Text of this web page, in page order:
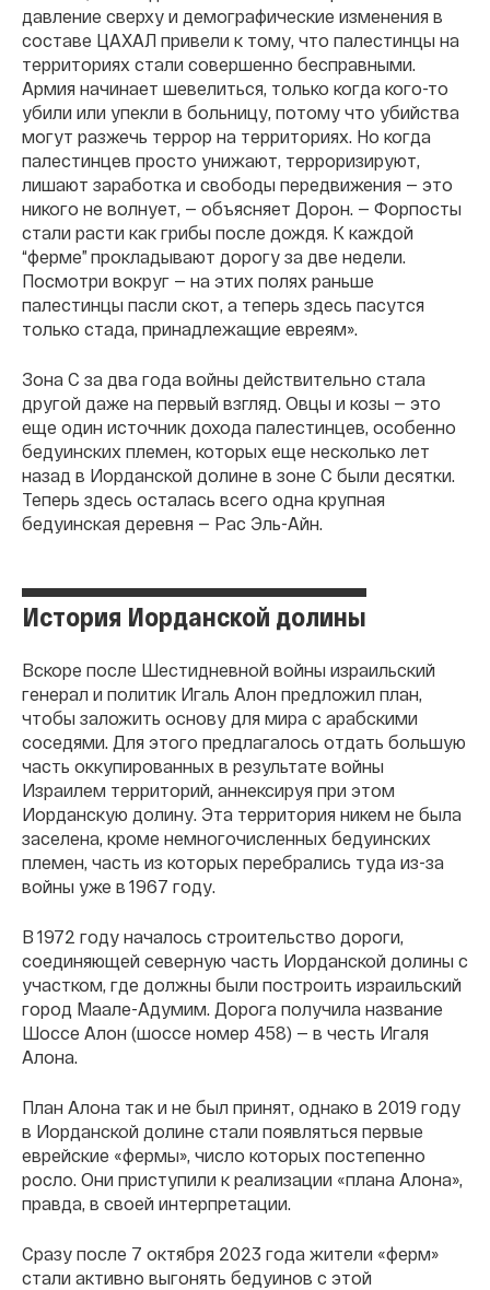
давление сверху и демографические изменения в
составе ЦАХАЛ привели к тому, что палестинцы на
территориях стали совершенно бесправными.
Армия начинает шевелиться, только когда кого-то
убили или упекли в больницу, потому что убийства
могут разжечь террор на территориях. Но когда
палестинцев просто унижают, терроризируют,
лишают заработка и свободы передвижения — это
никого не волнует, — объясняет Дорон. — Форпосты
стали расти как грибы после дождя. К каждой
“ферме” прокладывают дорогу за две недели.
Посмотри вокруг — на этих полях раньше
палестинцы пасли скот, а теперь здесь пасутся
только стада, принадлежащие евреям».
Зона С за два года войны действительно стала
другой даже на первый взгляд. Овцы и козы — это
еще один источник дохода палестинцев, особенно
бедуинских племен, которых еще несколько лет
назад в Иорданской долине в зоне С были десятки.
Теперь здесь осталась всего одна крупная
бедуинская деревня — Рас Эль-Айн.
История Иорданской долины
Вскоре после Шестидневной войны израильский
генерал и политик Игаль Алон предложил план,
чтобы заложить основу для мира с арабскими
соседями. Для этого предлагалось отдать большую
часть оккупированных в результате войны
Израилем территорий, аннексируя при этом
Иорданскую долину. Эта территория никем не была
заселена, кроме немногочисленных бедуинских
племен, часть из которых перебрались туда из-за
войны уже в 1967 году.
В 1972 году началось строительство дороги,
соединяющей северную часть Иорданской долины с
участком, где должны были построить израильский
город Маале-Адумим. Дорога получила название
Шоссе Алон (шоссе номер 458) — в честь Игаля
Алона.
План Алона так и не был принят, однако в 2019 году
в Иорданской долине стали появляться первые
еврейские «фермы», число которых постепенно
росло. Они приступили к реализации «плана Алона»,
правда, в своей интерпретации.
Сразу после 7 октября 2023 года жители «ферм»
стали активно выгонять бедуинов с этой